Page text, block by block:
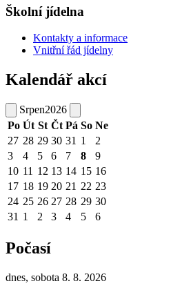
Školní jídelna
Kontakty a informace
Vnitřní řád jídelny
Kalendář akcí
Srpen2026
Po Út St Čt Pá So Ne
27 28 29 30 31 1
2
3
4 5 6 7 8
9
10 11 12 13 14 15 16
17 18 19 20 21 22 23
24 25 26 27 28 29 30
31 1 2 3 4 5 6
Počasí
dnes, sobota 8. 8. 2026